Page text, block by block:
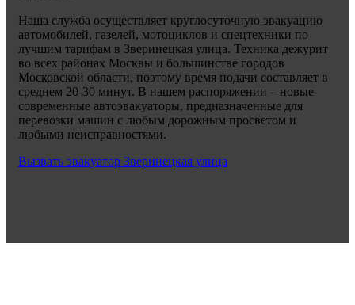
Наша служба осуществляет круглосуточную эвакуацию
автомобилей, газелей, мотоциклов и спецтехники по
лучшим тарифам в Зверинецкая улица. Техника дежурит
во всех районах Москвы и большинстве городов
Московской области, поэтому время подачи составляет в
среднем 20-30 минут. В нашем распоряжении – новые
современные автоэвакуаторы, предназначенные для
перевозки машин с любым дорожным просветом и
любыми неисправностями.
Вызвать эвакуатор Зверинецкая улица